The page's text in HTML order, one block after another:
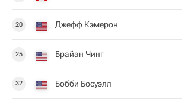
20 Джефф Кэмерон
25 Брайан Чинг
32 Бобби Босуэлл